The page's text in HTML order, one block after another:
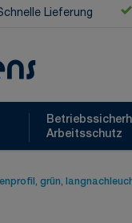
Lieferung
Arbeitsschutz
grün,